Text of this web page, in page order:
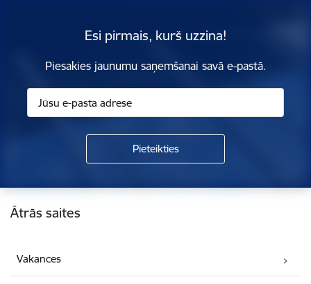
Esi pirmais, kurš uzzina!
Piesakies jaunumu saņemšanai savā e-pastā.
Kājene
Ātrās saites
Vakances